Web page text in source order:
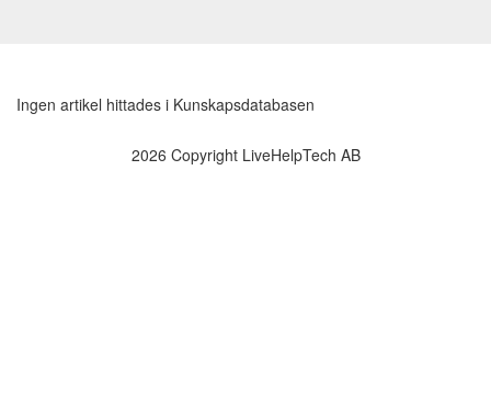
Ingen artikel hittades i Kunskapsdatabasen
2026 Copyright LiveHelpTech AB